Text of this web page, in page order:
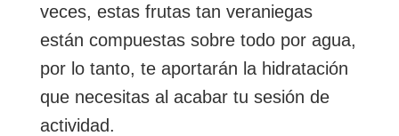
veces, estas frutas tan veraniegas
están compuestas sobre todo por agua,
por lo tanto, te aportarán la hidratación
que necesitas al acabar tu sesión de
actividad.